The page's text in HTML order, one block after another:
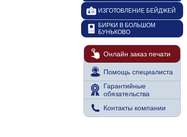
ИЗГОТОВЛЕНИЕ БЕЙДЖЕЙ
БИРКИ В БОЛЬШОМ
БУНЬКОВО
Онлайн заказ печати
Помощь специалиста
Гарантийные
обязательства
Контакты компании